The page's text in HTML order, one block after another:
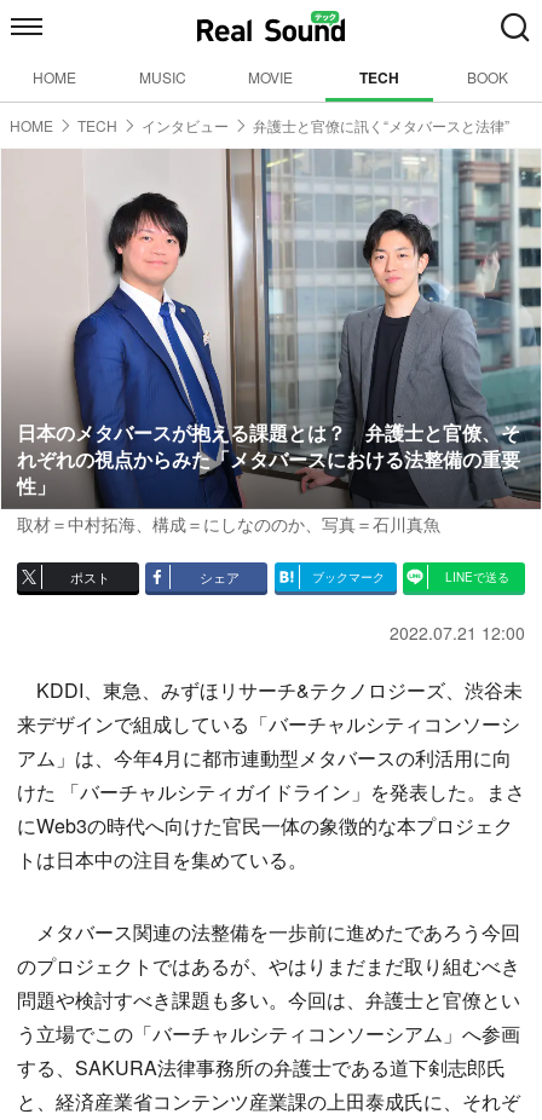
HOME MUSIC MOVIE TECH BOOK
HOME TECH インタビュー 弁護士と官僚に訊く“メタバースと法律”
日本のメタバースが抱える課題とは？ 弁護士と官僚、そ
れぞれの視点からみた「メタバースにおける法整備の重要
性」
取材＝中村拓海、 構成＝にしなののか、 写真＝石川真魚
ポスト シェア ブックマーク LINEで送る
2022.07.21 12:00
KDDI、東急、みずほリサーチ&テクノロジーズ、渋谷未
来デザインで組成している「バーチャルシティコンソーシ
アム」は、今年4月に都市連動型メタバースの利活用に向
けた 「バーチャルシティガイドライン」を発表した。まさ
にWeb3の時代へ向けた官民一体の象徴的な本プロジェク
トは日本中の注目を集めている。
メタバース関連の法整備を一歩前に進めたであろう今回
のプロジェクトではあるが、やはりまだまだ取り組むべき
問題や検討すべき課題も多い。今回は、弁護士と官僚とい
う立場でこの「バーチャルシティコンソーシアム」へ参画
する、SAKURA法律事務所の弁護士である道下剣志郎氏
と、経済産業省コンテンツ産業課の上田泰成氏に、それぞ